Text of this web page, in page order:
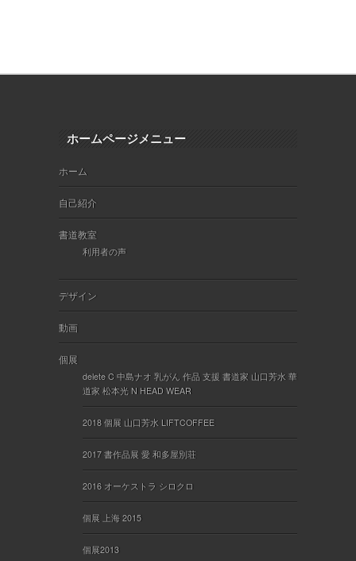
ホームページメニュー
ホーム
自己紹介
書道教室
利用者の声
デザイン
動画
個展
delete C 中島ナオ 乳がん 作品 支援 書道家 山口芳水 華
道家 松本光 N HEAD WEAR
2018 個展 山口芳水 LIFTCOFFEE
2017 書作品展 愛 和多屋別荘
2016 オーケストラ シロクロ
個展 上海 2015
個展2013